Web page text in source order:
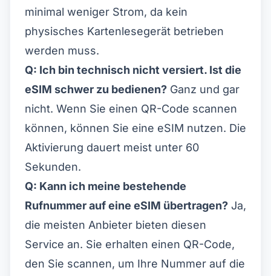
minimal weniger Strom, da kein
physisches Kartenlesegerät betrieben
werden muss.
Q: Ich bin technisch nicht versiert. Ist die
eSIM schwer zu bedienen? Ganz und gar
nicht. Wenn Sie einen QR-Code scannen
können, können Sie eine eSIM nutzen. Die
Aktivierung dauert meist unter 60
Sekunden.
Q: Kann ich meine bestehende
Rufnummer auf eine eSIM übertragen? Ja,
die meisten Anbieter bieten diesen
Service an. Sie erhalten einen QR-Code,
den Sie scannen, um Ihre Nummer auf die